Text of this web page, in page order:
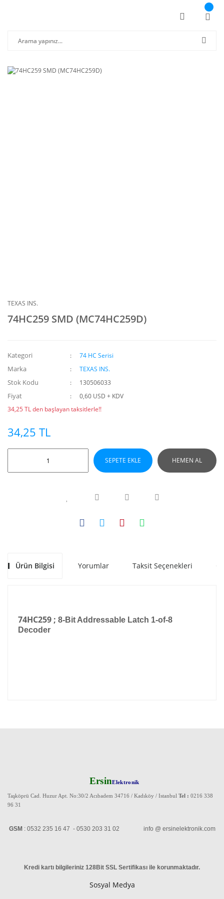
TEXAS INS.
74HC259 SMD (MC74HC259D)
Kategori 74 HC Serisi
Marka TEXAS INS.
Stok Kodu 130506033
Fiyat
0,60 USD + KDV
34,25 TL den başlayan taksitlerle!!
34,25 TL
SEPETE EKLE HEMEN AL
Ürün Bilgisi Yorumlar Taksit Seçenekleri
74HC259 ; 8-Bit Addressable Latch 1-of-8
Decoder
ErsinElektronik
Taşköprü Cad. Huzur Apt. No:30/2 Acıbadem 34716 / Kadıköy / Istanbul Tel : 0216 338
96 31
GSM : 0532 235 16 47 - 0530 203 31 02 info @ ersinelektronik.com
Kredi kartı bilgileriniz 128Bit SSL Sertifikası ile korunmaktadır.
Sosyal Medya